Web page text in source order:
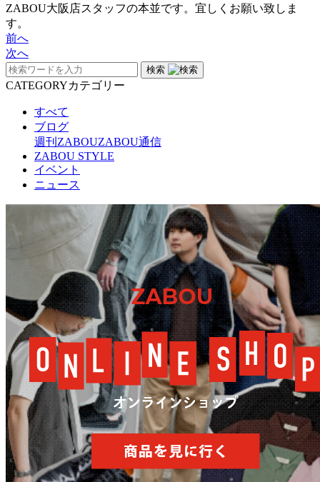
ZABOU大阪店スタッフの本並です。宜しくお願い致しま
す。
前へ
次へ
検索
CATEGORYカテゴリー
すべて
ブログ
週刊ZABOUZABOU通信
ZABOU STYLE
イベント
ニュース